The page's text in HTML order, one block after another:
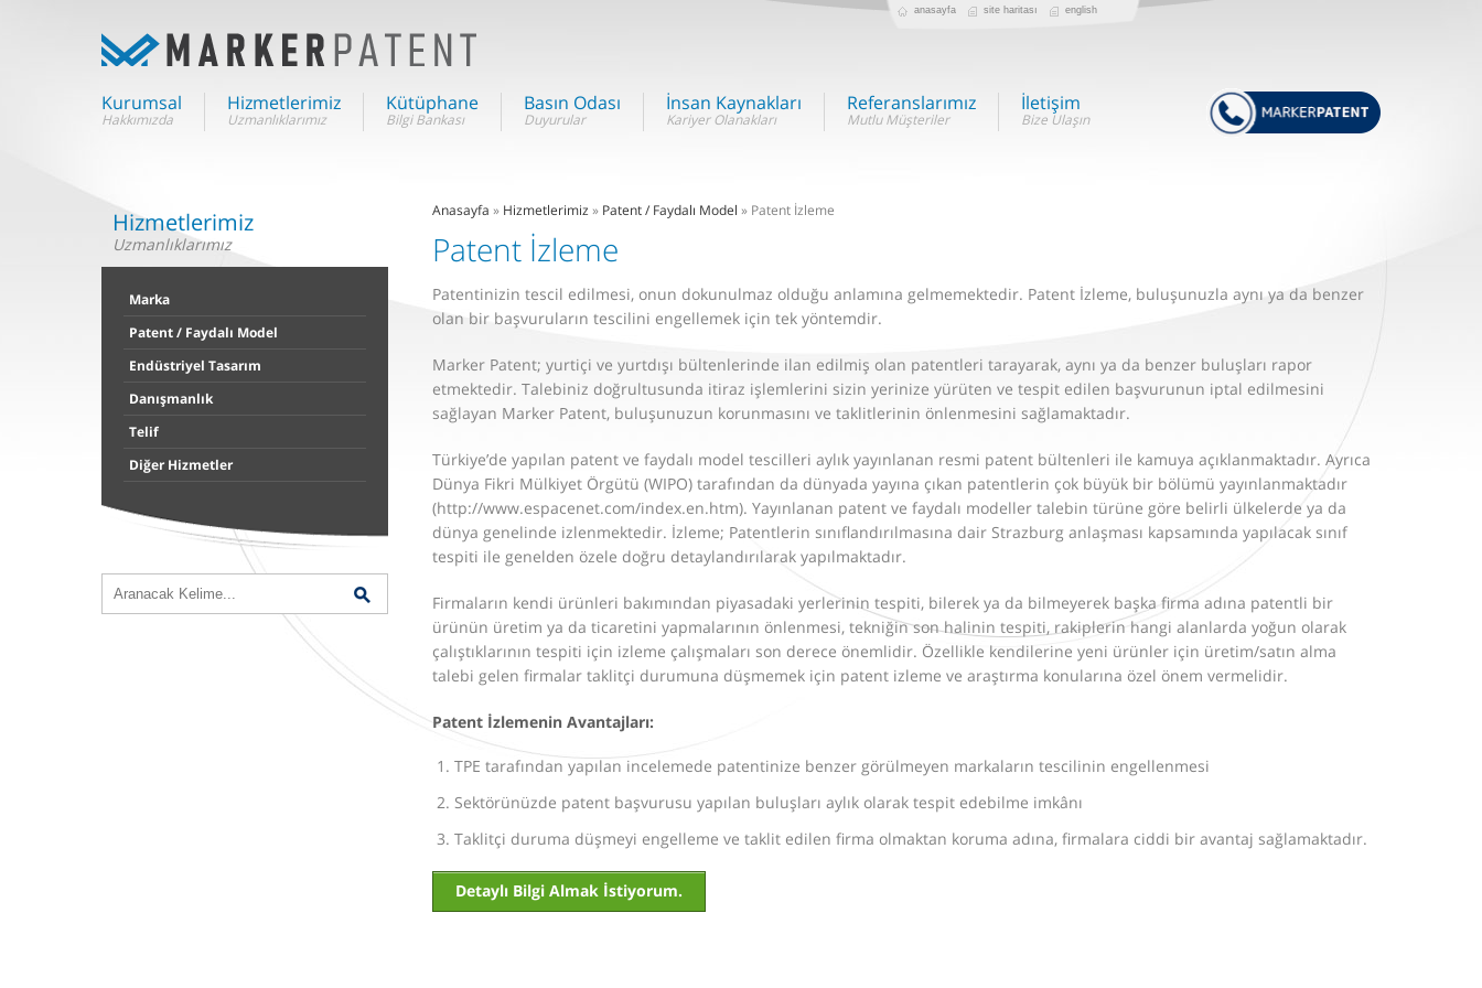
anasayfa site haritası english
Kurumsal Hizmetlerimiz Kütüphane Basın Odası İnsan Kaynakları Referanslarımız İletişim
Hizmetlerimiz
Uzmanlıklarımız
Marka
Patent / Faydalı Model
Endüstriyel Tasarım
Danışmanlık
Telif
Diğer Hizmetler
Anasayfa » Hizmetlerimiz » Patent / Faydalı Model » Patent İzleme
Patent İzleme
Patentinizin tescil edilmesi, onun dokunulmaz olduğu anlamına gelmemektedir. Patent İzleme, buluşunuzla aynı ya da benzer
olan bir başvuruların tescilini engellemek için tek yöntemdir.
Marker Patent; yurtiçi ve yurtdışı bültenlerinde ilan edilmiş olan patentleri tarayarak, aynı ya da benzer buluşları rapor
etmektedir. Talebiniz doğrultusunda itiraz işlemlerini sizin yerinize yürüten ve tespit edilen başvurunun iptal edilmesini
sağlayan Marker Patent, buluşunuzun korunmasını ve taklitlerinin önlenmesini sağlamaktadır.
Türkiye’de yapılan patent ve faydalı model tescilleri aylık yayınlanan resmi patent bültenleri ile kamuya açıklanmaktadır. Ayrıca
Dünya Fikri Mülkiyet Örgütü (WIPO) tarafından da dünyada yayına çıkan patentlerin çok büyük bir bölümü yayınlanmaktadır
(http://www.espacenet.com/index.en.htm). Yayınlanan patent ve faydalı modeller talebin türüne göre belirli ülkelerde ya da
dünya genelinde izlenmektedir. İzleme; Patentlerin sınıflandırılmasına dair Strazburg anlaşması kapsamında yapılacak sınıf
tespiti ile genelden özele doğru detaylandırılarak yapılmaktadır.
Firmaların kendi ürünleri bakımından piyasadaki yerlerinin tespiti, bilerek ya da bilmeyerek başka firma adına patentli bir
ürünün üretim ya da ticaretini yapmalarının önlenmesi, tekniğin son halinin tespiti, rakiplerin hangi alanlarda yoğun olarak
çalıştıklarının tespiti için izleme çalışmaları son derece önemlidir. Özellikle kendilerine yeni ürünler için üretim/satın alma
talebi gelen firmalar taklitçi durumuna düşmemek için patent izleme ve araştırma konularına özel önem vermelidir.
Patent İzlemenin Avantajları:
TPE tarafından yapılan incelemede patentinize benzer görülmeyen markaların tescilinin engellenmesi
Sektörünüzde patent başvurusu yapılan buluşları aylık olarak tespit edebilme imkânı
Taklitçi duruma düşmeyi engelleme ve taklit edilen firma olmaktan koruma adına, firmalara ciddi bir avantaj sağlamaktadır.
Detaylı Bilgi Almak İstiyorum.